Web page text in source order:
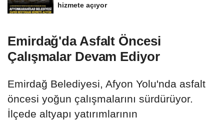
hizmete açıyor
Emirdağ'da Asfalt Öncesi
Çalışmalar Devam Ediyor
Emirdağ Belediyesi, Afyon Yolu'nda asfalt
öncesi yoğun çalışmalarını sürdürüyor.
İlçede altyapı yatırımlarının